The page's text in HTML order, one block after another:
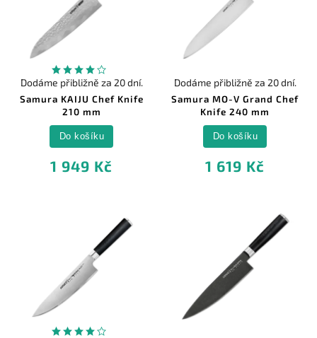
Samura KAIJU Chef Knife
210 mm
Dodáme přibližně za 20 dní.
1 949 Kč
Do košíku
Samura MO-V Grand Chef
Knife 240 mm
Dodáme přibližně za 20 dní.
1 619 Kč
Do košíku